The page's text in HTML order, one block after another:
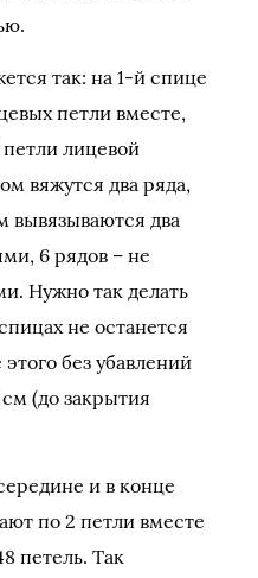
так: на 1-й спице
петли вместе,
лицевой
вяжутся два ряда,
вывязываются два
6 рядов – не
Нужно так делать
не останется
без убавлений
см (до закрытия
и в конце
по 2 петли вместе
петель. Так